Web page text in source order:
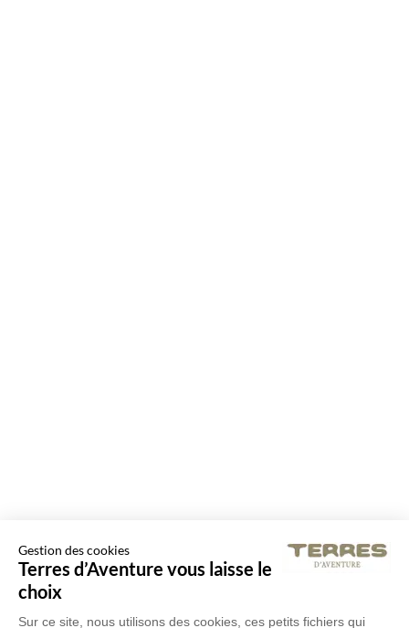
Gestion des cookies
Terres d’Aventure vous laisse le
choix
Sur ce site, nous utilisons des cookies, ces petits fichiers qui